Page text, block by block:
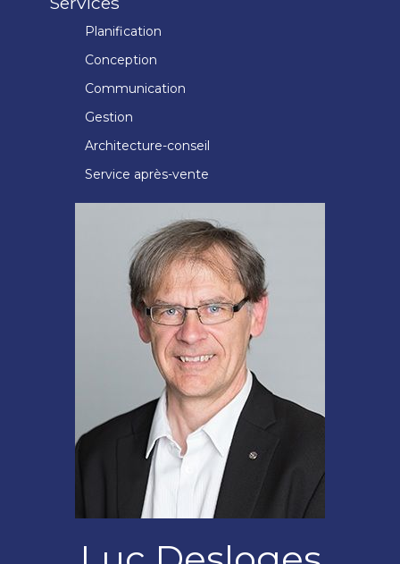
Planification
Conception
Communication
Gestion
Architecture-conseil
Service après-vente